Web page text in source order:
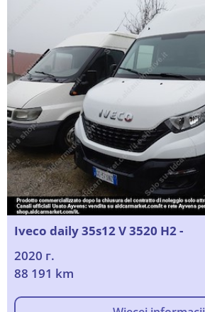
Iveco daily 35s12 V 3520 H2 -
2020 г.
88 191 km